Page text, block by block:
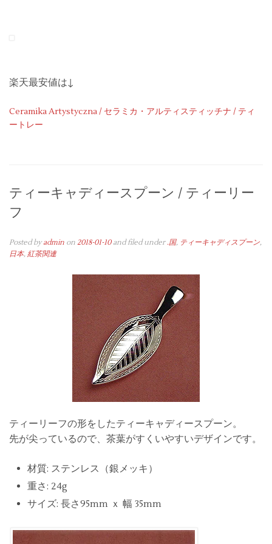
楽天最安値は↓
Ceramika Artystyczna / セラミカ・アルティスティッチナ / ティ
ートレー
ティーキャディースプーン / ティーリー
フ
Posted byadmin on 2018-01-10 and filed under .国, ティーキャディスプーン,
日本, 紅茶関連
ティーリーフの形をしたティーキャディースプーン。
先が尖っているので、茶葉がすくいやすいデザインです。
材質: ステンレス（銀メッキ）
重さ: 24g
サイズ: 長さ95mm ｘ 幅 35mm